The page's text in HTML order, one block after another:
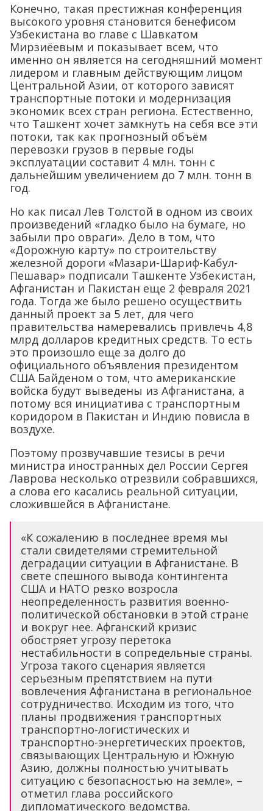
Конечно, такая престижная конференция
высокого уровня становится бенефисом
Узбекистана во главе с Шавкатом
Мирзиёевым и показывает всем, что
именно он является на сегодняшний момент
лидером и главным действующим лицом
Центральной Азии, от которого зависят
транспортные потоки и модернизация
экономик всех стран региона. Естественно,
что Ташкент хочет замкнуть на себя все эти
потоки, так как прогнозный объём
перевозки грузов в первые годы
эксплуатации составит 4 млн. тонн с
дальнейшим увеличением до 7 млн. тонн в
год.
Но как писал Лев Толстой в одном из своих
произведений «гладко было на бумаге, но
забыли про овраги». Дело в том, что
«Дорожную карту» по строительству
железной дороги «Мазари-Шариф-Кабул-
Пешавар» подписали Ташкенте Узбекистан,
Афганистан и Пакистан еще 2 февраля 2021
года. Тогда же было решено осуществить
данный проект за 5 лет, для чего
правительства намеревались привлечь 4,8
млрд долларов кредитных средств. То есть
это произошло еще за долго до
официального объявления президентом
США Байденом о том, что американские
войска будут выведены из Афганистана, а
потому вся инициатива с транспортным
коридором в Пакистан и Индию повисла в
воздухе.
Поэтому прозвучавшие тезисы в речи
министра иностранных дел России Сергея
Лаврова несколько отрезвили собравшихся,
а слова его касались реальной ситуации,
сложившейся в Афганистане.
«К сожалению в последнее время мы
стали свидетелями стремительной
деградации ситуации в Афганистане. В
свете спешного вывода контингента
США и НАТО резко возросла
неопределенность развития военно-
политической обстановки в этой стране
и вокруг нее. Афганский кризис
обостряет угрозу перетока
нестабильности в сопредельные страны.
Угроза такого сценария является
серьезным препятствием на пути
вовлечения Афганистана в региональное
сотрудничество. Исходим из того, что
планы продвижения транспортных
транспортно-логистических и
транспортно-энергетических проектов,
связывающих Центральную и Южную
Азию, должны полностью учитывать
ситуацию с безопасностью на земле», –
отметил глава российского
дипломатического ведомства.